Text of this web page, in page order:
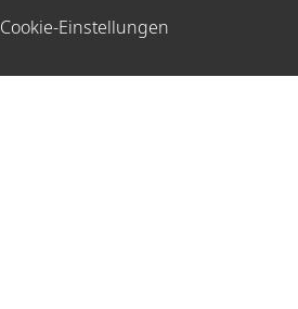
Cookie-Einstellungen